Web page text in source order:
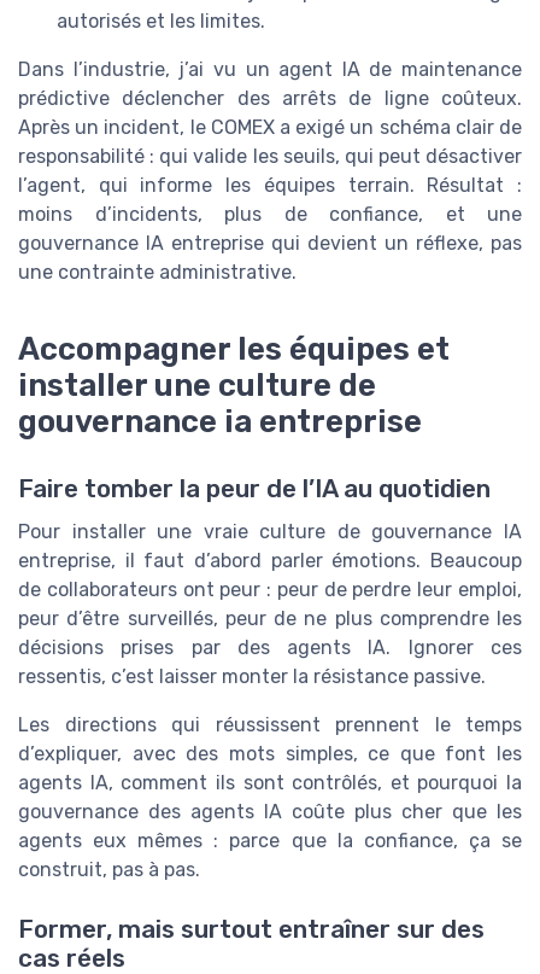
autorisés et les limites.
Dans l’industrie, j’ai vu un agent IA de maintenance
prédictive déclencher des arrêts de ligne coûteux.
Après un incident, le COMEX a exigé un schéma clair de
responsabilité : qui valide les seuils, qui peut désactiver
l’agent, qui informe les équipes terrain. Résultat :
moins d’incidents, plus de confiance, et une
gouvernance IA entreprise qui devient un réflexe, pas
une contrainte administrative.
Accompagner les équipes et
installer une culture de
gouvernance ia entreprise
Faire tomber la peur de l’IA au quotidien
Pour installer une vraie culture de gouvernance IA
entreprise, il faut d’abord parler émotions. Beaucoup
de collaborateurs ont peur : peur de perdre leur emploi,
peur d’être surveillés, peur de ne plus comprendre les
décisions prises par des agents IA. Ignorer ces
ressentis, c’est laisser monter la résistance passive.
Les directions qui réussissent prennent le temps
d’expliquer, avec des mots simples, ce que font les
agents IA, comment ils sont contrôlés, et pourquoi la
gouvernance des agents IA coûte plus cher que les
agents eux mêmes : parce que la confiance, ça se
construit, pas à pas.
Former, mais surtout entraîner sur des
cas réels